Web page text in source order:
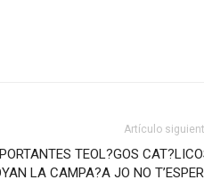
Artículo
TEOL?GOS
LA CAMPA?A JO NO